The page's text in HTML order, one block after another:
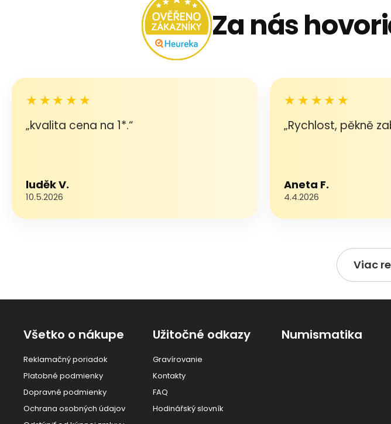
Za nás
★★★★★
„kvalita cena na 1*.“
luděk V.
10.5.2026
★★★★★
„Rychlost, pěkně
Aneta F.
4.4.2026
Viac
Všetko o nákupe
Reklamačný poriadok
Platobné podmienky
Dopravné podmienky
Ochrana osobných údajov
Užitočné odkazy
Gravírovanie
Kontakty
FAQ
Hodinářský slovník
Numismatika